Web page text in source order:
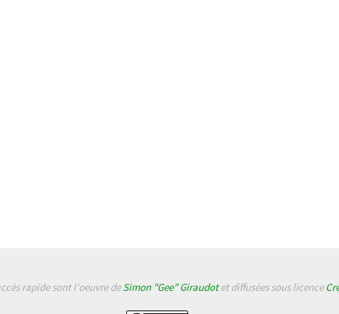
rapide sont l'oeuvre deSimon "Gee" Giraudotet diffusées sous licence